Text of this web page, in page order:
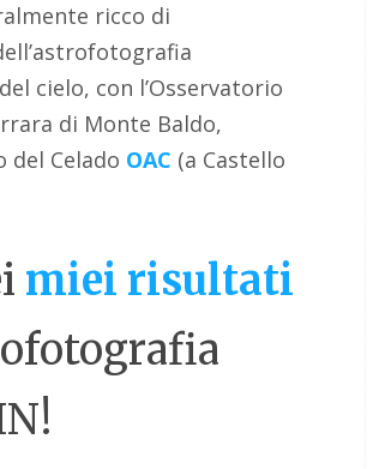
ricco di
cielo, con l’Osservatorio
di Monte Baldo,
del Celado OAC (a Castello
miei risultati